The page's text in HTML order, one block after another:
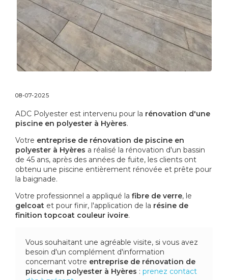
08-07-2025
ADC Polyester est intervenu pour la rénovation d'une
piscine en polyester à Hyères.
Votre entreprise de rénovation de piscine en
polyester à Hyères a réalisé la rénovation d'un bassin
de 45 ans, après des années de fuite, les clients ont
obtenu une piscine entièrement rénovée et prête pour
la baignade.
Votre professionnel a appliqué la fibre de verre, le
gelcoat et pour finir, l'application de la résine de
finition topcoat couleur ivoire.
Vous souhaitant une agréable visite, si vous avez
besoin d'un complément d'information
concernant votre entreprise de rénovation de
piscine en polyester à Hyères : prenez contact